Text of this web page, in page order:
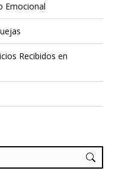
Emocional
Recibidos en